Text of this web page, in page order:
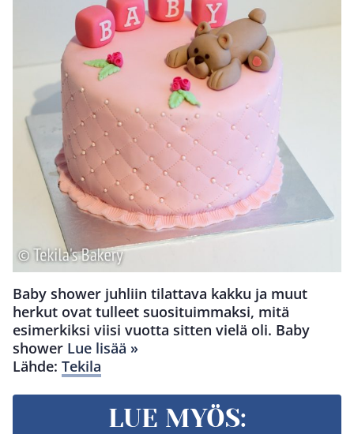
Baby shower juhliin tilattava kakku ja muut
herkut ovat tulleet suosituimmaksi, mitä
esimerkiksi viisi vuotta sitten vielä oli. Baby
shower Lue lisää »
Lähde: Tekila
LUE MYÖS: